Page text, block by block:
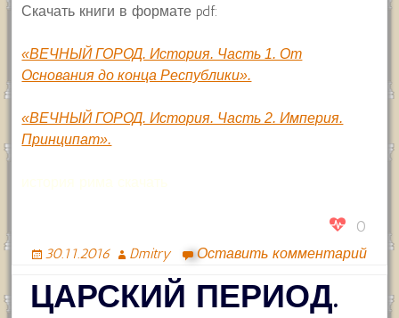
Скачать книги в формате pdf:
«ВЕЧНЫЙ ГОРОД. История. Часть 1. От
Основания до конца Республики».
«ВЕЧНЫЙ ГОРОД. История. Часть 2. Империя.
Принципат».
0
30.11.2016 Dmitry Оставить комментарий
ЦАРСКИЙ ПЕРИОД.